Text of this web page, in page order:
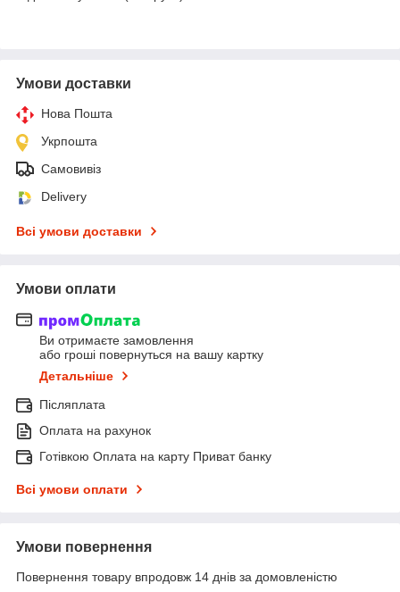
Умови доставки
Нова Пошта
Укрпошта
Самовивіз
Delivery
Всі умови доставки
Умови оплати
Ви отримаєте замовлення
або гроші повернуться на вашу картку
Детальніше
Післяплата
Оплата на рахунок
Готівкою Оплата на карту Приват банку
Всі умови оплати
Умови повернення
Повернення товару впродовж 14 днів за домовленістю